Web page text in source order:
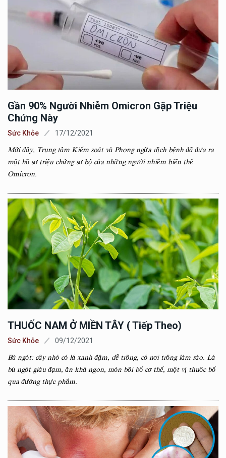
Gần 90% Người Nhiễm Omicron Gặp Triệu
Chứng Này
Sức Khỏe 17/12/2021
Mới đây, Trung tâm Kiểm soát và Phong ngừa dịch bệnh đã đưa ra
một hồ sơ triệu chứng sơ bộ của những người nhiễm biến thể
Omicron.
THUỐC NAM Ở MIỀN TÂY ( Tiếp Theo)
Sức Khỏe 09/12/2021
Bù ngót: cây nhỏ có lá xanh đậm, dễ trồng, có nơi trồng làm rào. Lá
bù ngót giàu đạm, ăn khá ngon, món bồi bổ cơ thể, một vị thuốc bổ
qua đường thực phẩm.